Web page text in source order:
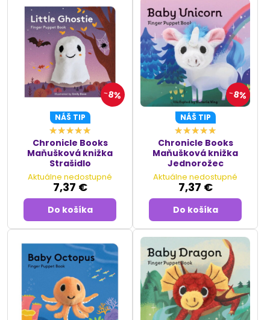
8%
NÁŠ TIP
Chronicle Books
Maňušková knižka
Strašidlo
Aktuálne nedostupné
7,37 €
Do košíka
8%
NÁŠ TIP
Chronicle Books
Maňušková knižka
Jednorožec
Aktuálne nedostupné
7,37 €
Do košíka